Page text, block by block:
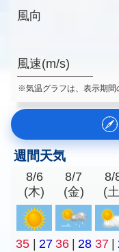
風向
風速(m/s)
※気温グラフは、表示期間
週間天気
8/6
(木)
8/7
(金)
8/
(
35 27 36 28 37